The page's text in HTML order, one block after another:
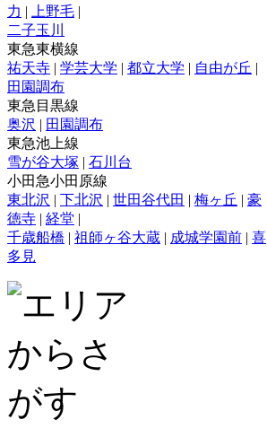
力 | 上野毛 |
二子玉川
東急東横線
祐天寺 | 学芸大学 | 都立大学 | 自由が丘 |
田園調布
東急目黒線
奥沢 | 田園調布
東急池上線
雪が谷大塚 | 石川台
小田急小田原線
東北沢 | 下北沢 | 世田谷代田 | 梅ヶ丘 | 豪
徳寺 | 経堂 |
千歳船橋 | 祖師ヶ谷大蔵 | 成城学園前 | 喜
多見